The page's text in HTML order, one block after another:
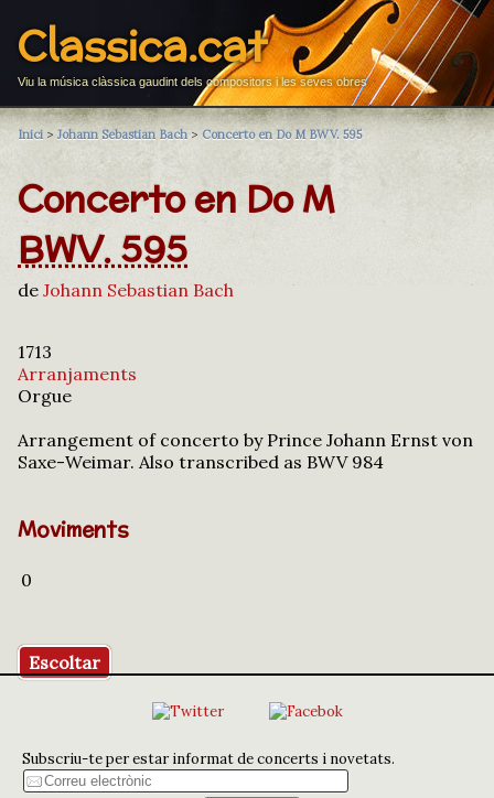
Classica.cat
Viu la música clàssica gaudint dels compositors i les seves obres
Inici > Johann Sebastian Bach > Concerto en Do M BWV. 595
Concerto en Do M
BWV. 595
de Johann Sebastian Bach
1713
Arranjaments
Orgue
Arrangement of concerto by Prince Johann Ernst von
Saxe-Weimar. Also transcribed as BWV 984
Moviments
0
Escoltar
Subscriu-te per estar informat de concerts i novetats.